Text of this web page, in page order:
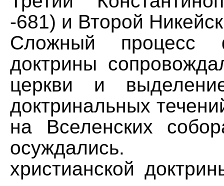
-681) и Второй
Сложный процесс
доктрины
церкви и
доктринальных
на Вселенских
осуждались.
христианской